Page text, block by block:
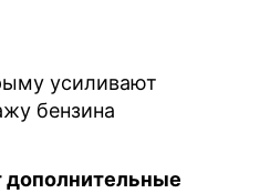
усиливают
бензина
дополнительные